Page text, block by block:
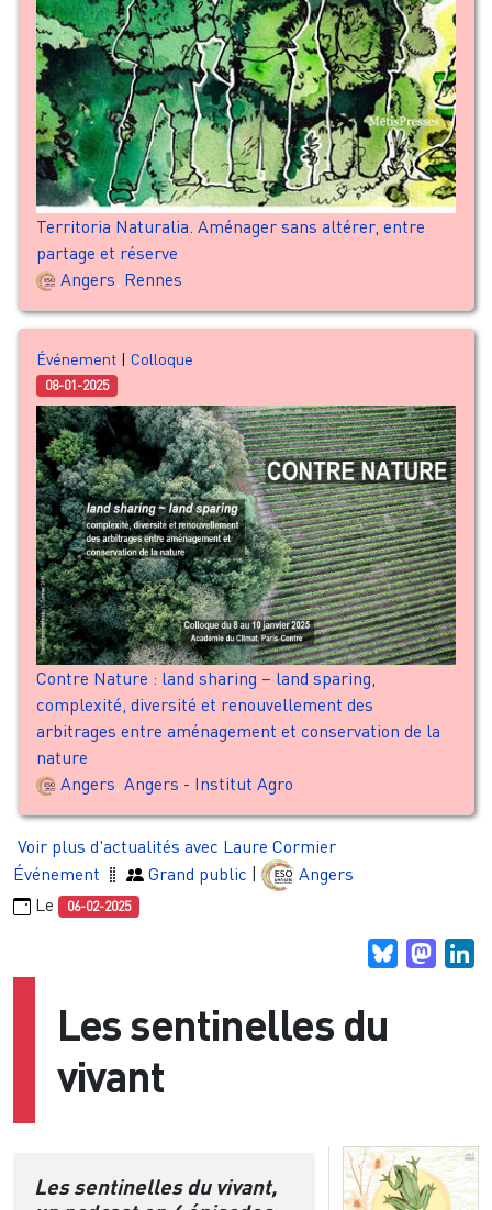
Territoria Naturalia. Aménager sans altérer, entre
partage et réserve
Angers Rennes
Événement | Colloque
08-01-2025
Contre Nature : land sharing – land sparing,
complexité, diversité et renouvellement des
arbitrages entre aménagement et conservation de la
nature
Angers Angers - Institut Agro
Voir plus d'actualités avec Laure Cormier
Événement
Grand public |
Angers
Le
06-02-2025
Bluesky
Les sentinelles du
vivant
Les sentinelles du vivant,